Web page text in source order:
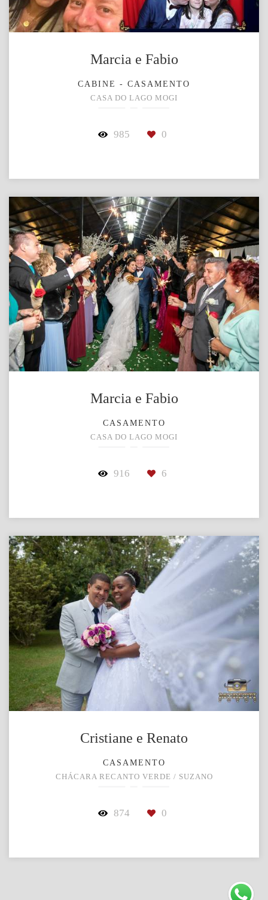
Marcia e Fabio
CABINE - CASAMENTO
CASA DO LAGO MOGI
985 0
Marcia e Fabio
CASAMENTO
CASA DO LAGO MOGI
916 6
Cristiane e Renato
CASAMENTO
CHÁCARA RECANTO VERDE / SUZANO
874 0